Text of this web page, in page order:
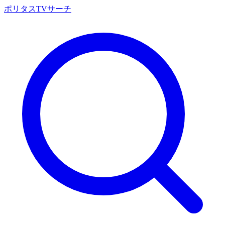
ポリタスTVサーチ